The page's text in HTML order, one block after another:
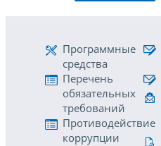
Программные
средства
Перечень
обязательных
требований
Противодействие
коррупции